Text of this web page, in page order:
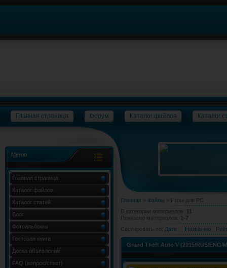
Главная страница Форум Каталог файлов Каталог
Меню
Главная страница
Каталог файлов
Каталог статей
Блог
Фотоальбомы
Гостевая книга
Доска объявлений
FAQ (вопрос/ответ)
Главная » Файлы » Игры для PC
В категории материалов: 11
Показано материалов: 1-7
Сортировать по : Дате Названию
Grand Theft Auto V (2015/RUS/ENG/